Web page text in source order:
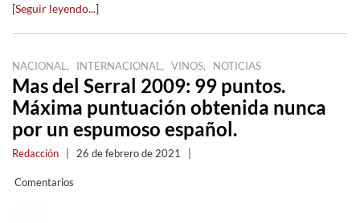
[Seguir leyendo...]
NACIONAL , INTERNACIONAL , VINOS, NOTICIAS
Mas del Serral 2009: 99 puntos.
Máxima puntuación obtenida nunca
por un espumoso español.
Redacción 26 de febrero de 2021
Comentarios